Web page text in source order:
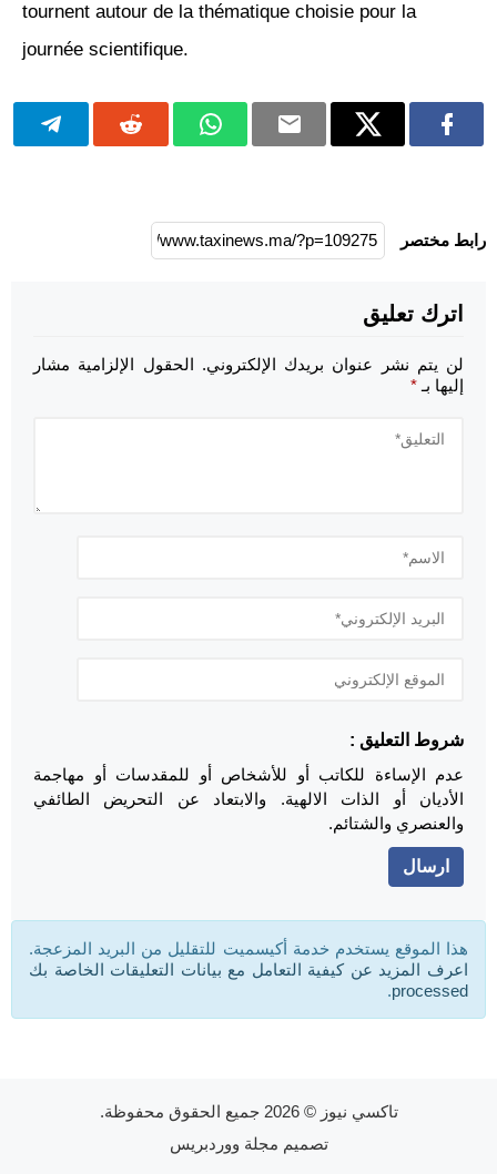
tournent autour de la thématique choisie pour la
journée scientifique.
رابط مختصر
اترك تعليق
لن يتم نشر عنوان بريدك الإلكتروني. الحقول الإلزامية مشار
إليها بـ *
شروط التعليق :
عدم الإساءة للكاتب أو للأشخاص أو للمقدسات أو مهاجمة
الأديان أو الذات الالهية. والابتعاد عن التحريض الطائفي
والعنصري والشتائم.
هذا الموقع يستخدم خدمة أكيسميت للتقليل من البريد المزعجة.
اعرف المزيد عن كيفية التعامل مع بيانات التعليقات الخاصة بك
processed
.
تاكسي نيوز © 2026 جميع الحقوق محفوظة.
تصميم مجلة ووردبريس